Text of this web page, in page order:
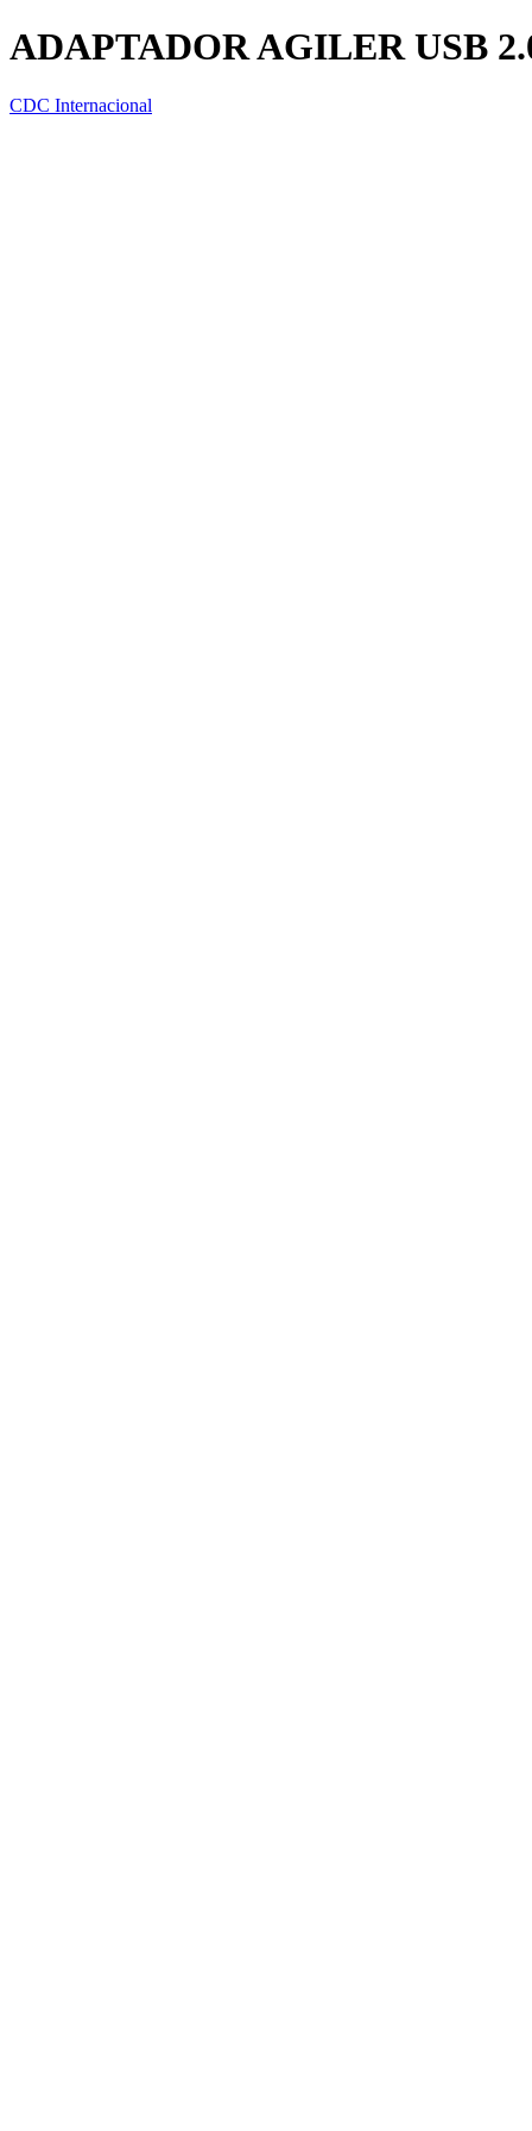
ADAPTADOR AGILER USB
CDC Internacional